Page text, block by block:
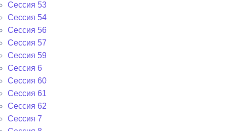
Сессия 53
Сессия 54
Сессия 56
Сессия 57
Сессия 59
Сессия 6
Сессия 60
Сессия 61
Сессия 62
Сессия 7